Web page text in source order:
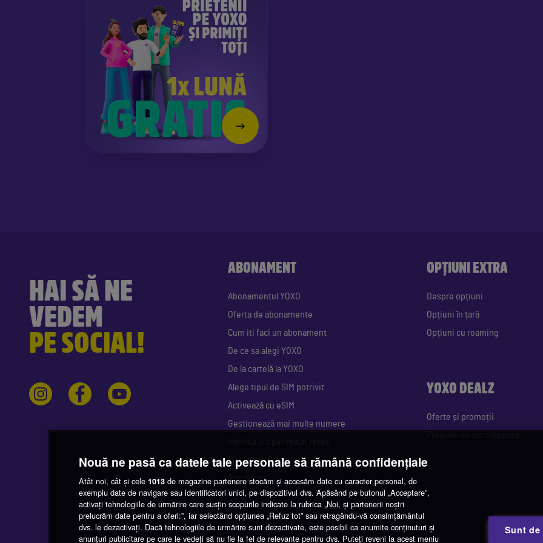
HAI SĂ NE
VEDEM
PE SOCIAL!
ABONAMENT
Abonamentul YOXO
Oferta de abonamente
Cum iti faci un abonament
De ce sa alegi YOXO
De la cartelă la YOXO
Alege tipul de SIM potrivit
Activează cu eSIM
Gestionează mai multe numere
Plătește o factură
Buy Back
OPȚIUNI EXTRA
Despre opțiuni
Opțiuni în țară
Opțiuni cu roaming
YOXO DEALZ
Oferte și promoții
Nouă ne pasă ca datele tale personale să rămână confidențiale
Atât noi, cât și cele 1013 de magazine partenere stocăm și accesăm date cu caracter personal, de
exemplu date de navigare sau identificatori unici, pe dispozitivul dvs. Apăsând pe butonul „Acceptare”,
activați tehnologiile de urmărire care susțin scopurile indicate la rubrica „Noi, și partenerii noștri
prelucrăm date pentru a oferi:”, iar selectând opțiunea „Refuz tot” sau retragându-vă consimțământul
dvs. le dezactivați. Dacă tehnologiile de urmărire sunt dezactivate, este posibil ca anumite conținuturi și
anunțuri publicitare pe care le vedeți să nu fie la fel de relevante pentru dvs. Puteți reveni la acest meniu
Sunt de